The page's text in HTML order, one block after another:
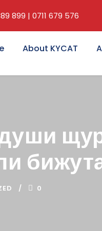
899 | 0711 679 576
About KYCAT
0